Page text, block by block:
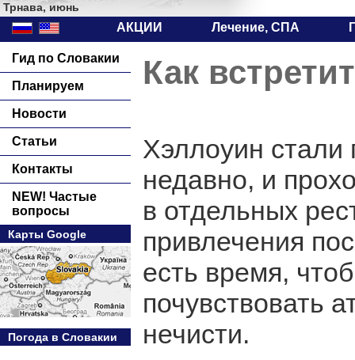
Трнава, июнь
АКЦИИ Лечение, СПА
Гид по Словакии
Планируем
Новости
Статьи
Контакты
NEW! Частые
вопросы
Карты Google
Погода в Словакии
Как
Хэллоуин стали
недавно, и
в отдельных
привлечения
есть время,
почувствовать
нечисти.